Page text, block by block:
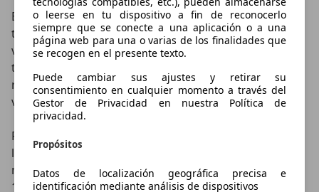
o leerse en tu dispositivo a fin de reconocerlo
siempre que se conecte a una aplicación o a una
página web para una o varias de los finalidades que
se recogen en el presente texto.
Puede cambiar sus ajustes y retirar su
consentimiento en cualquier momento a través del
Gestor de Privacidad en nuestra Política de
privacidad.
Propósitos
Datos de localización geográfica precisa e
identificación mediante análisis de dispositivos
En general es un motor redondo y muy elástico, pero
también sonoro, aunque filtra muy bien las
vibraciones. No hemos probado el de 173 cv pero éste
transmite ligereza suficiente al conjunto y permite
recuperaciones aceptables en cuarta y quinta
velocidad.
Para los que quieran un uso mayoritario por campo,
las marchas segunda y tercera entregan el par desde
muy abajo y a lo largo de un gran margen (desde las
1700 hasta prácticamente las 4000 rpm). El juego de